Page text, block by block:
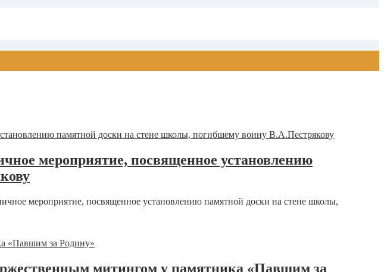
мероприятие, посвященное установлению
мероприятие, посвященное установлению памятной доски на стене школы,
митингом у памятника «Павшим за